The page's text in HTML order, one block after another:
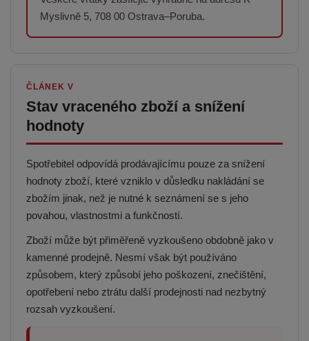
Myslivně 5, 708 00 Ostrava–Poruba.
ČLÁNEK V
Stav vraceného zboží a snížení
hodnoty
Spotřebitel odpovídá prodávajícímu pouze za snížení
hodnoty zboží, které vzniklo v důsledku nakládání se
zbožím jinak, než je nutné k seznámení se s jeho
povahou, vlastnostmi a funkčností.
Zboží může být přiměřeně vyzkoušeno obdobně jako v
kamenné prodejně. Nesmí však být používáno
způsobem, který způsobí jeho poškození, znečištění,
opotřebení nebo ztrátu další prodejnosti nad nezbytný
rozsah vyzkoušení.